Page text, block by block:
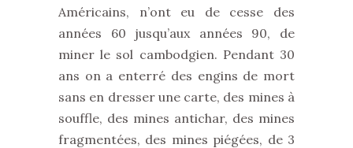
Américains, n’ont eu de cesse des
années 60 jusqu’aux années 90, de
miner le sol cambodgien. Pendant 30
ans on a enterré des engins de mort
sans en dresser une carte, des mines à
souffle, des mines antichar, des mines
fragmentées, des mines piégées, de 3